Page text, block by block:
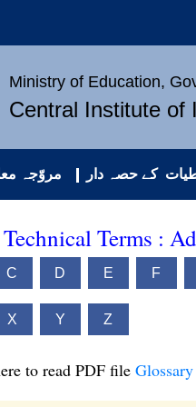
Ministry of Education,
Central Institute of
مروّجہ کے حصہ دار
Terms :
C D E F
X Y Z
to read PDF file